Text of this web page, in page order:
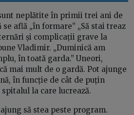
neplătite în primii trei ani de
află „în formare” „Să stai treaz
și complicații grave la
Vladimir. „Duminică am
în toată garda.” Uneori,
mai mult de o gardă. Pot ajunge
în funcție de cât de puțin
la care lucrează.
să stea peste program.